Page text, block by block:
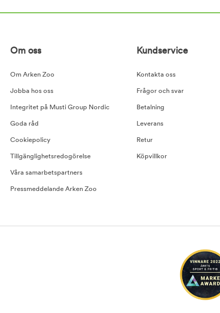
Om oss
Om Arken Zoo
Jobba hos oss
Integritet på Musti Group Nordic
Goda råd
Cookiepolicy
Tillgänglighetsredogörelse
Våra samarbetspartners
Pressmeddelande Arken Zoo
Kundservice
Kontakta oss
Frågor och svar
Betalning
Leverans
Retur
Köpvillkor